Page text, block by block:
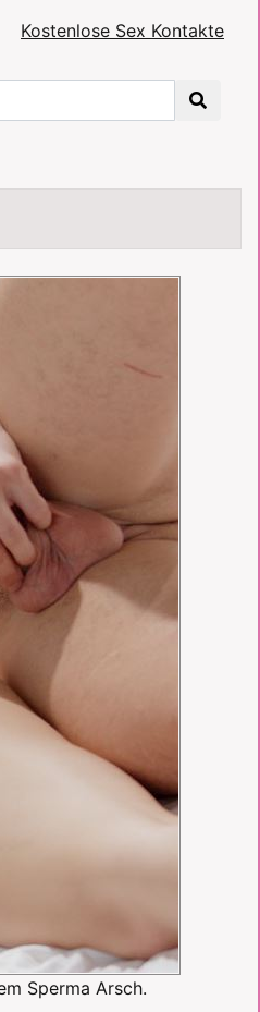
Kostenlose Sex Kontakte
Sperma Arsch.